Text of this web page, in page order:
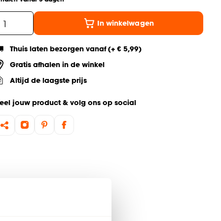
In winkelwagen
Thuis laten bezorgen vanaf (+ € 5,99)
Gratis afhalen in de winkel
Altijd de laagste prijs
jouw product & volg ons op social